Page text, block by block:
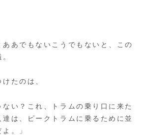
ああでもないこうでもないと、この
たのは、
い？これ、トラムの乗り口に来た
達は、ピークトラムに乗るために並
。」